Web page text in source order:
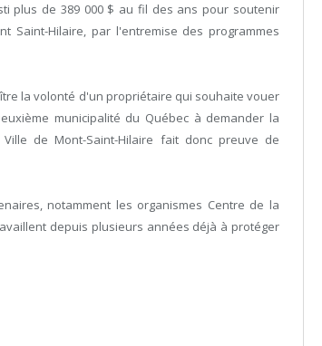
plus de 389 000 $ au fil des ans pour soutenir
Saint-Hilaire, par l'entremise des programmes
la volonté d'un propriétaire qui souhaite vouer
municipalité du Québec à demander la
de Mont-Saint-Hilaire fait donc preuve de
notamment les organismes Centre de la
depuis plusieurs années déjà à protéger